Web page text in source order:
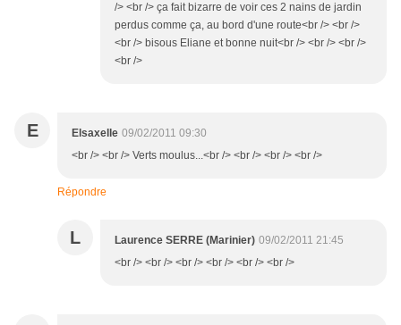
/> <br /> ça fait bizarre de voir ces 2 nains de jardin
perdus comme ça, au bord d'une route<br /> <br />
<br /> bisous Eliane et bonne nuit<br /> <br /> <br />
<br />
E Elsaxelle 09/02/2011 09:30
<br /> <br /> Verts moulus...<br /> <br /> <br /> <br />
Répondre
L Laurence SERRE (Marinier) 09/02/2011 21:45
<br /> <br /> <br /> <br /> <br /> <br />